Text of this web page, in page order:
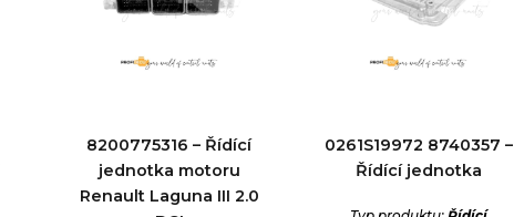
8200775316 – Řídící
jednotka motoru
Renault Laguna III 2.0
0261S19972 8740357 –
Řídící jednotka